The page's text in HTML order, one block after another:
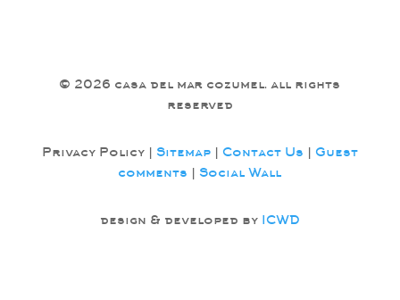
© 2026 casa del mar cozumel. all rights
reserved
Privacy Policy | Sitemap| Contact Us
Guest
comments
Social Wall
design & developed by ICWD